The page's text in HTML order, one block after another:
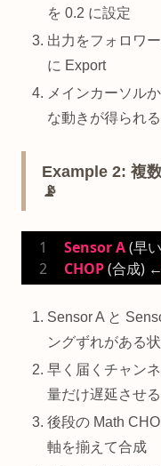
を 0.2 に設定
出力をフォロワ
に Export
メインカーソル
な動きが得られる
Example 2: 複
📡
SensorA (早
CHOP (合成) ←
Sensor A と
ングずれがある
早く届くチャン
量だけ遅延させる
後段の Math
軸を揃えて合成